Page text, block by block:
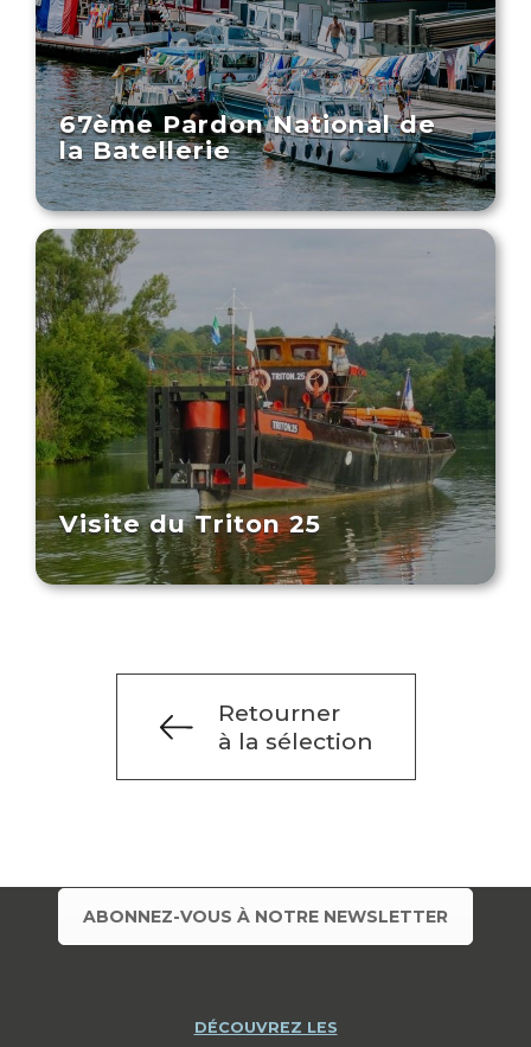
67ème Pardon National de
la Batellerie
Visite du Triton 25
Retourner
à la sélection
ABONNEZ-VOUS À NOTRE NEWSLETTER
DÉCOUVREZ LES